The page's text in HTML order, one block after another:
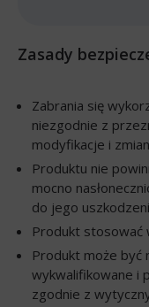
Zasady
Zabrania się
niezgodnie z
modyfikacje i
Produktu nie
mocno
do jego
Produkt stosować
Produkt może być
wykwalifikowane i
zgodnie z